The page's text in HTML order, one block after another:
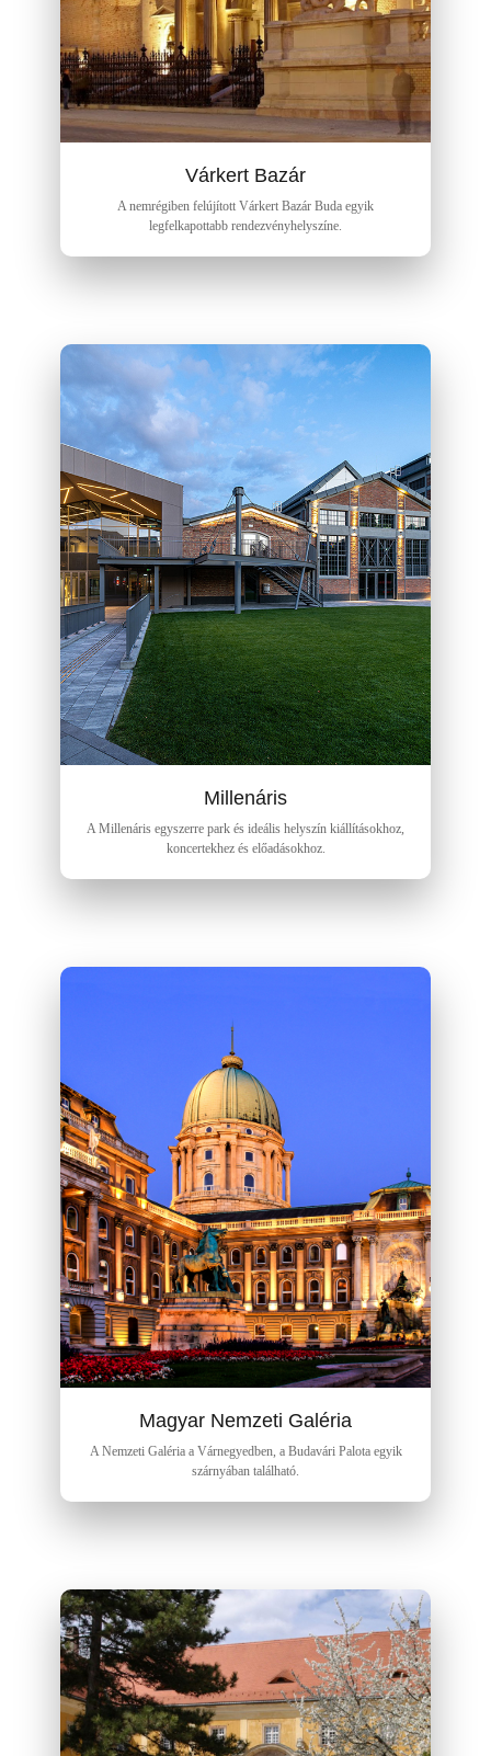
Várkert Bazár
A nemrégiben felújított Várkert Bazár Buda egyik
legfelkapottabb rendezvényhelyszíne.
Millenáris
A Millenáris egyszerre park és ideális helyszín kiállításokhoz,
koncertekhez és előadásokhoz.
Magyar Nemzeti Galéria
A Nemzeti Galéria a Várnegyedben, a Budavári Palota egyik
szárnyában található.